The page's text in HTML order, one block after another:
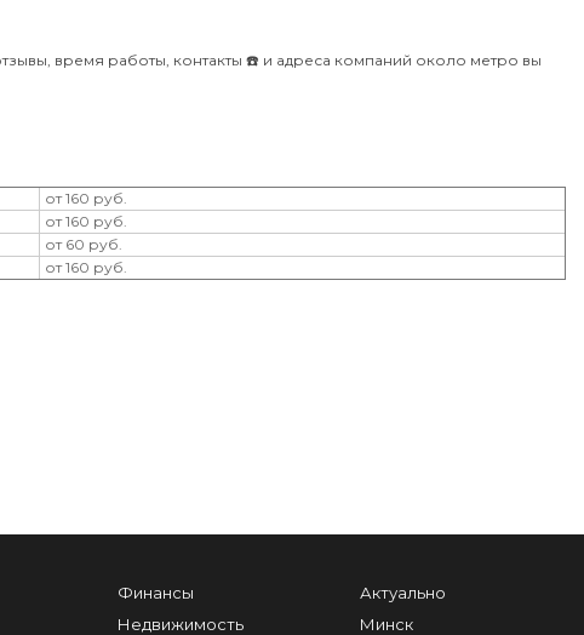
время работы, контакты ☎️ и адреса компаний около метро вы
от 160 руб.
от 160 руб.
от 60 руб.
от 160 руб.
Финансы
Недвижимость
Актуально
Минск